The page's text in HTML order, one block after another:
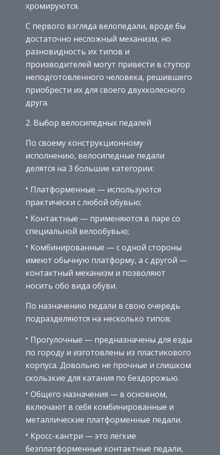
хромируются.
С первого взгляда велопедали, вроде бы
достаточно несложный механизм, но
разновидность их типов и
производителей могут привести в ступор
неподготовленного человека, решившего
приобрести их для своего двухколесного
друга.
2. Выбор велосипедных педалей
По своему конструкционному
исполнению, велосипедные педали
делятся на 3 большие категории:
Платформенные — используются
практически с любой обувью;
Контактные — применяются в паре со
специальной велообувью;
Комбинированные — с одной стороны
имеют обычную платформу, а с другой —
контактный механизм и позволяют
носить обо вида обуви.
По назначению педали в свою очередь
подразделяются на несколько типов:
Прогулочные — предназначены для езды
по городу и изготовлены из пластикового
корпуса. Довольно не прочные и слишком
скользкие для катания по бездорожью.
Общего назначения — в основном,
включают в себя комбинированные и
металлические платформенные педали.
Кросс-кантри — это легкие
безплатформенные контактные педали,